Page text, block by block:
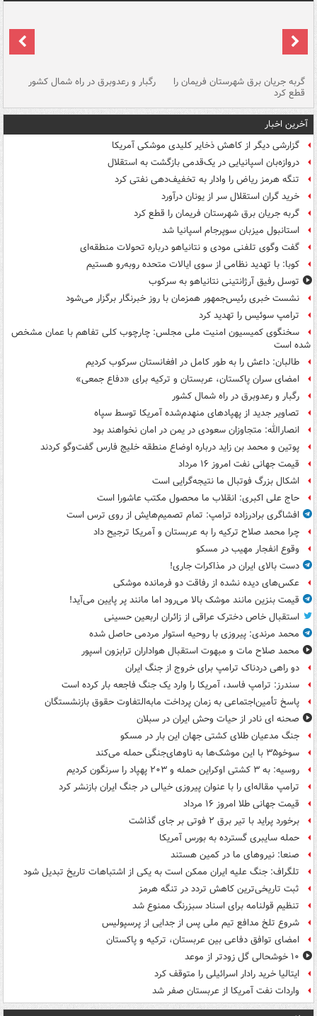
گربه جریان برق شهرستان فریمان را
قطع کرد
رگبار و رعدوبرق در راه شمال کشور
آخرین اخبار
گزارشی دیگر از کاهش ذخایر کلیدی موشکی آمریکا
دروازه‌بان اسپانیایی در یک‌قدمی بازگشت به استقلال
تنگه هرمز ریاض را وادار به تخفیف‌دهی نفتی کرد
خرید گران استقلال سر از یونان درآورد
گربه جریان برق شهرستان فریمان را قطع کرد
استانبول میزبان سوپرجام اسپانیا شد
گفت وگوی تلفنی مودی و نتانیاهو درباره تحولات منطقه‌ای
کوبا: با تهدید نظامی از سوی ایالات متحده روبه‌رو هستیم
توسل رفیق آرژانتینی نتانیاهو به سرکوب
نشست خبری رئیس‌جمهور همزمان با روز خبرنگار برگزار می‌شود
ترامپ سوئیس را تهدید کرد
سخنگوی کمیسیون امنیت ملی مجلس: چارچوب کلی تفاهم با عمان مشخص
شده است
طالبان: داعش را به طور کامل در افغانستان سرکوب کردیم
امضای سران پاکستان، عربستان و ترکیه برای «دفاع جمعی»
رگبار و رعدوبرق در راه شمال کشور
تصاویر جدید از پهپادهای منهدم‌شده آمریکا توسط سپاه
انصارالله: متجاوزان سعودی در یمن در امان نخواهند بود
پوتین و محمد بن زاید درباره اوضاع منطقه خلیج فارس گفت‌وگو کردند
قیمت جهانی نفت امروز ۱۶ مرداد
اشکال بزرگ فوتبال ما نتیجه‌گرایی است
حاج علی اکبری: انقلاب ما محصول مکتب عاشورا است
افشاگری برادرزاده ترامپ: تمام تصمیم‌هایش از روی ترس است
چرا محمد صلاح ترکیه را به عربستان و آمریکا ترجیح داد
وقوع انفجار مهیب در مسکو
دست بالای ایران در مذاکرات جاری!
عکس‌های دیده نشده از رفاقت دو فرمانده‌ موشکی
قیمت بنزین مانند موشک بالا می‌رود اما مانند پر پایین می‌آید!
استقبال خاص دخترک عراقی از زائران اربعین حسینی
محمد مرندی: پیروزی با روحیه استوار مردمی حاصل شده
محمد صلاح مات و مبهوت استقبال هواداران ترابزون اسپور
دو راهی دردناک ترامپ برای خروج از جنگ ایران
سندرز: ترامپ فاسد، آمریکا را وارد یک جنگ فاجعه بار کرده است
پاسخ تأمین‌اجتماعی به زمان پرداخت مابه‌التفاوت حقوق بازنشستگان
صحنه ای نادر از حیات وحش ایران در سبلان
جنگ مدعیان طلای کشتی جهان این بار در مسکو
سوخو۳۵ با این موشک‌ها به ناوهای‌جنگی حمله می‌کند
روسیه: به ۳ کشتی اوکراین حمله و ۲۰۳ پهپاد را سرنگون کردیم
ترامپ مقاله‌ای را با عنوان پیروزی خیالی در جنگ ایران بازنشر کرد
قیمت جهانی طلا امروز ۱۶ مرداد
برخورد پراید با تیر برق ۲ فوتی بر جای گذاشت
حمله سایبری گسترده به بورس آمریکا
صنعا: نیروهای ما در کمین‌ هستند
تلگراف: جنگ علیه ایران ممکن است به یکی از اشتباهات تاریخ تبدیل شود
ثبت تاریخی‌ترین کاهش تردد در تنگه هرمز
تنظیم قولنامه برای اسناد سبزرنگ ممنوع شد
شروع تلخ مدافع تیم ملی پس از جدایی از پرسپولیس
امضای توافق دفاعی بین عربستان، ترکیه و پاکستان
۱۰ خوشحالی گل زودتر از موعد
ایتالیا خرید رادار اسرائیلی را متوقف کرد
واردات نفت آمریکا از عربستان صفر شد